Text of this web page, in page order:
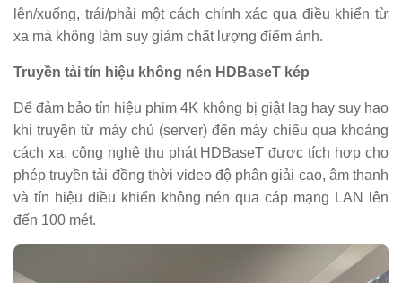
lên/xuống, trái/phải một cách chính xác qua điều khiển từ
xa mà không làm suy giảm chất lượng điểm ảnh.
Truyền tải tín hiệu không nén HDBaseT kép
Để đảm bảo tín hiệu phim 4K không bị giật lag hay suy hao
khi truyền từ máy chủ (server) đến máy chiếu qua khoảng
cách xa, công nghệ thu phát HDBaseT được tích hợp cho
phép truyền tải đồng thời video độ phân giải cao, âm thanh
và tín hiệu điều khiển không nén qua cáp mạng LAN lên
đến 100 mét.